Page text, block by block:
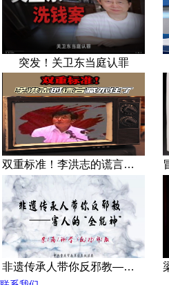
突发！关卫东当庭认罪
双重标准！李洪志的谎言藏不住了
非遗传承人带你反邪教—害人的“全能神”